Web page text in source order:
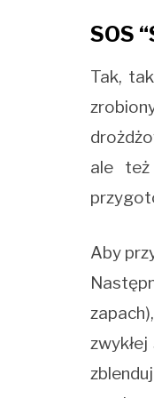
SOS
Tak,
ale też
Aby